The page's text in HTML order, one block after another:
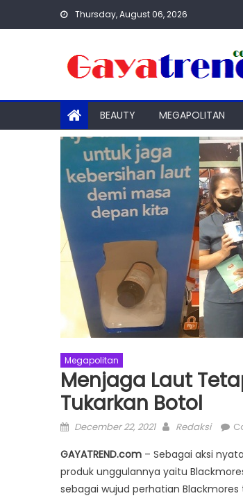
Thursday, August 06, 2026
BEAUTY MEGAPOLITAN
Megapolitan
Menjaga Laut
Tukarkan Botol
Posted
December 22, 2021 Author
Redaksi
GAYATREND.com – Sebagai aksi
produk unggulannya yaitu
sebagai wujud perhatian